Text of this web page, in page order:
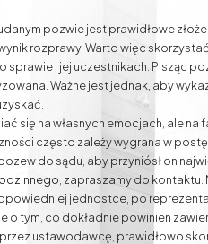
pozwie jest prawidłowe
rozprawy. Warto więc
sprawie i jej uczestnikach. Pisząc
Ważne jest jednak, aby
się na własnych emocjach, ale
często zależy wygrana w
do sądu, aby przyniósł on
, zapraszamy do
jednostce, po
o tym, co dokładnie powinien
ustawodawcę, prawidłowo